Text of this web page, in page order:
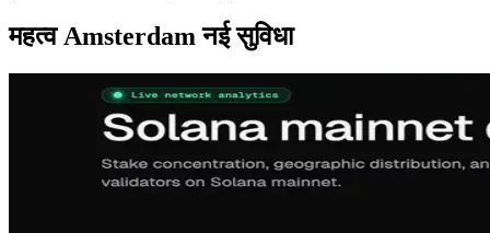
महत्व Amsterdam नई सुविधा